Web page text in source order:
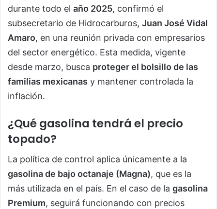
durante todo el año 2025, confirmó el
subsecretario de Hidrocarburos, Juan José Vidal
Amaro, en una reunión privada con empresarios
del sector energético. Esta medida, vigente
desde marzo, busca proteger el bolsillo de las
familias mexicanas y mantener controlada la
inflación.
¿Qué gasolina tendrá el precio
topado?
La política de control aplica únicamente a la
gasolina de bajo octanaje (Magna), que es la
más utilizada en el país. En el caso de la gasolina
Premium, seguirá funcionando con precios